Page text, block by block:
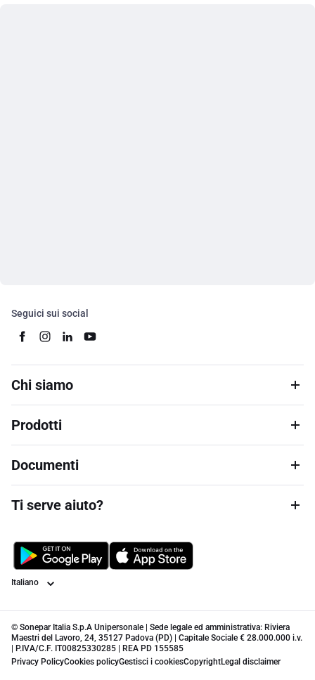
Seguici sui social
Chi siamo
Prodotti
Documenti
Ti serve aiuto?
Lingua
© Sonepar Italia S.p.A Unipersonale | Sede legale ed amministrativa: Riviera
Maestri del Lavoro, 24, 35127 Padova (PD) | Capitale Sociale € 28.000.000 i.v.
| P.IVA/C.F. IT00825330285 | REA PD 155585
Privacy PolicyCookies policyGestisci i cookiesCopyrightLegal disclaimer